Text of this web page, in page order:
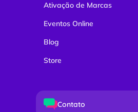
Ativação de Marcas
Eventos Online
Blog
Store
Contato